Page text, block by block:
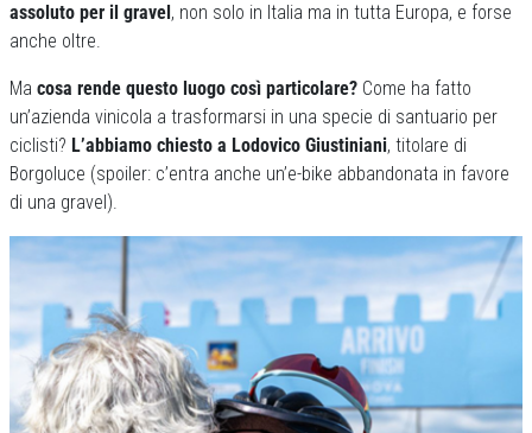
assoluto per il gravel, non solo in Italia ma in tutta Europa, e forse
anche oltre.
Ma cosa rende questo luogo così particolare? Come ha fatto
un’azienda vinicola a trasformarsi in una specie di santuario per
ciclisti? L’abbiamo chiesto a Lodovico Giustiniani, titolare di
Borgoluce (spoiler: c’entra anche un’e-bike abbandonata in favore
di una gravel).